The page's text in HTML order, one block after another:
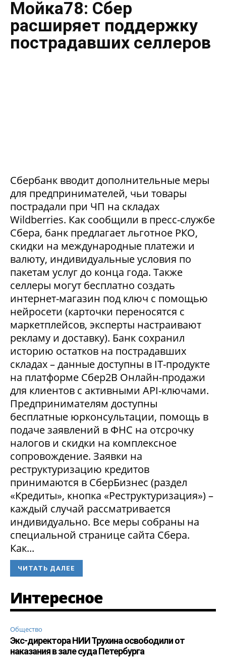
Мойка78: Сбер
расширяет поддержку
пострадавших селлеров
Сбербанк вводит дополнительные меры
для предпринимателей, чьи товары
пострадали при ЧП на складах
Wildberries. Как сообщили в пресс-службе
Сбера, банк предлагает льготное РКО,
скидки на международные платежи и
валюту, индивидуальные условия по
пакетам услуг до конца года. Также
селлеры могут бесплатно создать
интернет-магазин под ключ с помощью
нейросети (карточки переносятся с
маркетплейсов, эксперты настраивают
рекламу и доставку). Банк сохранил
историю остатков на пострадавших
складах – данные доступны в IT-продукте
на платформе Сбер2В Онлайн-продажи
для клиентов с активными API-ключами.
Предпринимателям доступны
бесплатные юрконсультации, помощь в
подаче заявлений в ФНС на отсрочку
налогов и скидки на комплексное
сопровождение. Заявки на
реструктуризацию кредитов
принимаются в СберБизнес (раздел
«Кредиты», кнопка «Реструктуризация») –
каждый случай рассматривается
индивидуально. Все меры собраны на
специальной странице сайта Сбера.
Как...
ЧИТАТЬ ДАЛЕЕ
Интересное
Общество
Экс-директора НИИ Трухина освободили от
наказания в зале суда Петербурга